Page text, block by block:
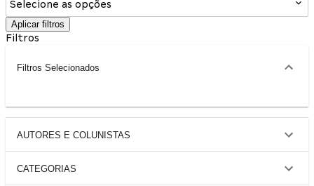
Selecione as opções
Aplicar filtros
Filtros
Filtros Selecionados
AUTORES E COLUNISTAS
CATEGORIAS